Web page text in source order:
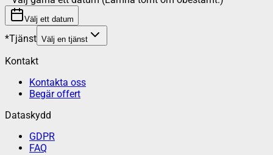
Välj ett datum
*Tjänst Välj en tjänst
Kontakt
Kontakta oss
Begär offert
Dataskydd
GDPR
FAQ